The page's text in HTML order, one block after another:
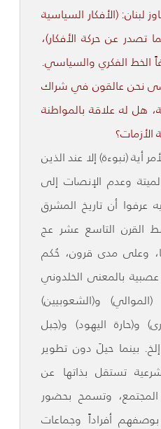
لبنان: (الأفكار السياسية
عن حركة الأفكار)،
الخط الفكري والسياسي.
نحن عالقون في شراك
هل له علاقة بالمواطنة
أية (نبوءة) إلا عند الذين
وعدم الإنصات إلى
عرفوا أن تاريخ المشرق
القرن التاسع عشر عج
وعلى مدى قرون، حُكم
بالمعنى الخلدوني
و(الشعوبيين)
و(حارة اليهود) و(جبل
بينما حيلَ دون تطوير
تستقل بذاتها عن
وتسمح بحضور
أفراداً وجماعات